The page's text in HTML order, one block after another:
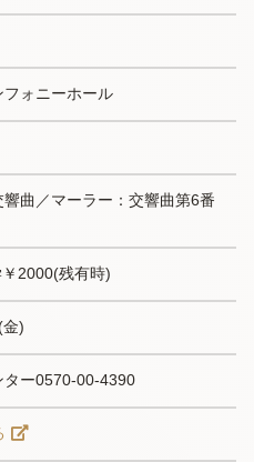
フォニーホール
曲／マーラー：交響曲第6番
2000(残有時)
)
ター0570-00-4390